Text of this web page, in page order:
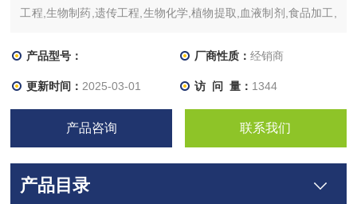
工程,生物制药,遗传工程,生物化学,植物提取,血液制剂,食品加工,
产品型号：
厂商性质： 经销商
更新时间： 2025-03-01 访 问 量： 1344
产品咨询 联系我们
产品目录